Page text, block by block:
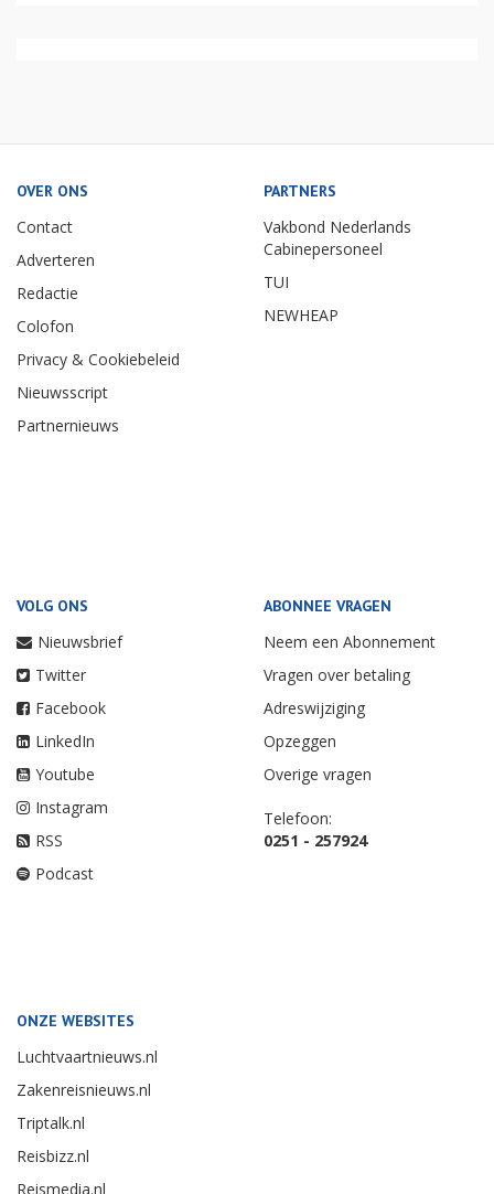
OVER ONS
Contact
Adverteren
Redactie
Colofon
Privacy & Cookiebeleid
Nieuwsscript
Partnernieuws
PARTNERS
Vakbond Nederlands
Cabinepersoneel
TUI
NEWHEAP
VOLG ONS
Nieuwsbrief
Twitter
Facebook
LinkedIn
Youtube
Instagram
RSS
Podcast
ABONNEE VRAGEN
Neem een Abonnement
Vragen over betaling
Adreswijziging
Opzeggen
Overige vragen
Telefoon:
0251 - 257924
ONZE WEBSITES
Luchtvaartnieuws.nl
Zakenreisnieuws.nl
Triptalk.nl
Reisbizz.nl
Reismedia.nl